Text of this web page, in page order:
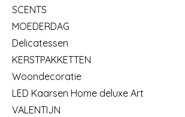
SCENTS
MOEDERDAG
Delicatessen
KERSTPAKKETTEN
Woondecoratie
LED Kaarsen Home deluxe Art
VALENTIJN